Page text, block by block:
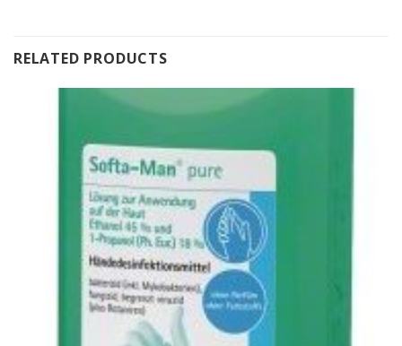
RELATED PRODUCTS